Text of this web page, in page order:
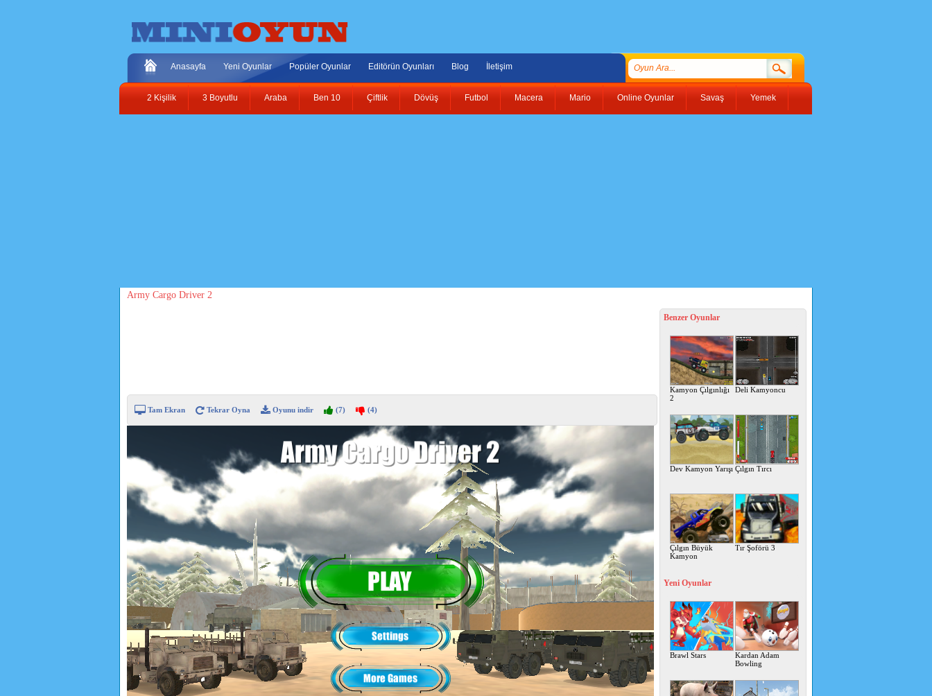
Anasayfa Yeni Oyunlar Popüler Oyunlar Editörün Oyunları Blog İletişim
2 Kişilik 3 Boyutlu Araba Ben 10 Çiftlik Dövüş Futbol Macera Mario Online Oyunlar Savaş Yemek
Army Cargo Driver 2
Tam Ekran Tekrar Oyna Oyunu indir (7) (4)
Benzer Oyunlar
Kamyon Çılgınlığı
2
Deli Kamyoncu
Dev Kamyon Yarışı Çılgın Tırcı
Çılgın Büyük
Kamyon
Tır Şoförü 3
Yeni Oyunlar
Brawl Stars
Kardan Adam
Bowling